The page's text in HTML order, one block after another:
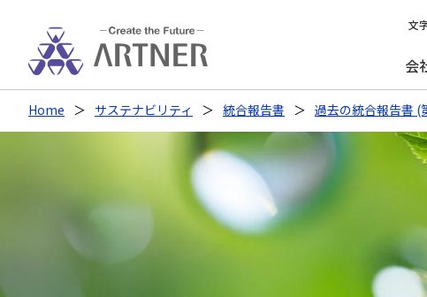
文
会
Home サステナビリティ 統合報告書 過去の統合報告書 (